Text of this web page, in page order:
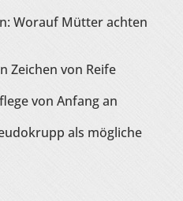
Worauf Mütter achten
Zeichen von Reife
von Anfang an
als mögliche